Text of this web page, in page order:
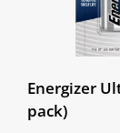
Energizer
pack)